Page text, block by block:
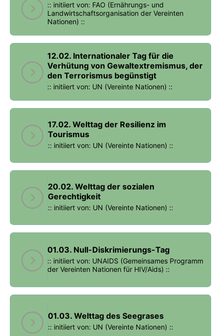
:: initiiert von: FAO (Ernährungs- und
Landwirtschaftsorganisation der Vereinten
Nationen) ::
12.02. Internationaler Tag für die
Verhütung von Gewaltextremismus, der
den Terrorismus begünstigt
:: initiiert von: UN (Vereinte Nationen) ::
17.02. Welttag der Resilienz im
Tourismus
:: initiiert von: UN (Vereinte Nationen) ::
20.02. Welttag der sozialen
Gerechtigkeit
:: initiiert von: UN (Vereinte Nationen) ::
01.03. Null-Diskrimierungs-Tag
:: initiiert von: UNAIDS (Gemeinsames Programm
der Vereinten Nationen für HIV/Aids) ::
01.03. Welttag des Seegrases
:: initiiert von: UN (Vereinte Nationen) ::